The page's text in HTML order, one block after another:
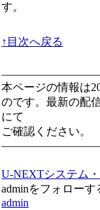
す。
↑目次へ戻る
本ページの情報は
のです。最新の配
にて
ご確認ください。
U-NEXTシステム
adminをフォローす
admin